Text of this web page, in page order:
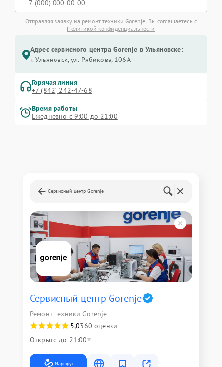
Отправляя заявку на ремонт техники Gorenje, Вы соглашаетесь с
Политикой конфиденциальности
Адрес сервисного центра Gorenje в Ульяновске:
г. Ульяновск, ул. Рябикова, 106А
Горячая линия
+7 (842) 242-47-68
Время работы
Ежедневно с 9:00 до 21:00
Сервисный центр Gorenje
Сервисный центр Gorenje
Ремонт техники Gorenje
5,0360 оценки
Открыто до 21:00
Маршрут